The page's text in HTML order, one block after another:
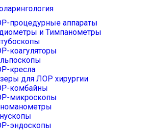
процедурные аппараты
и Тимпанометры
коагуляторы
кресла
для ЛОР хирургии
комбайны
микроскопы
эндоскопы